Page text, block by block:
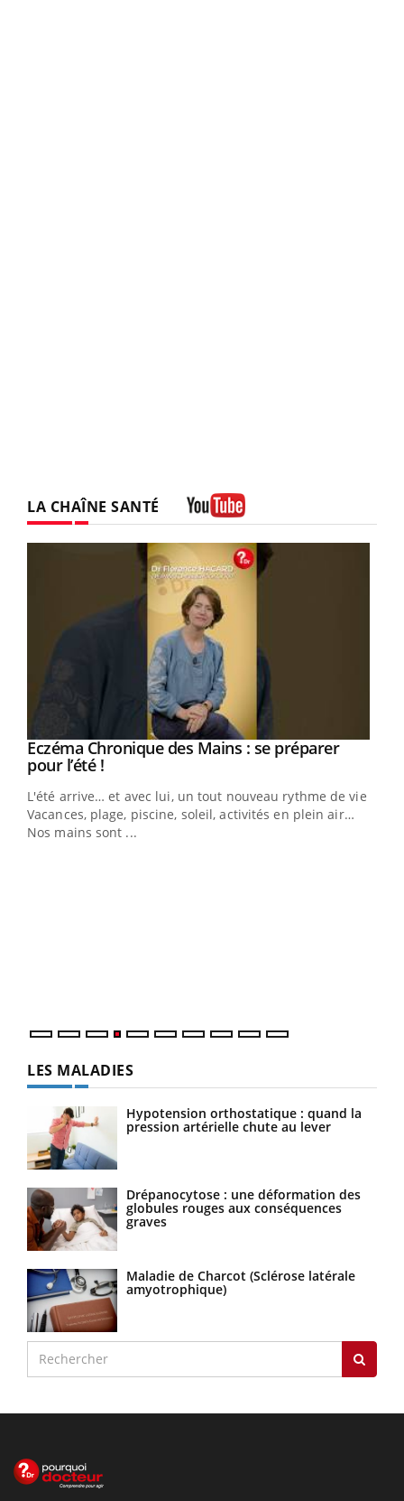
LA CHAÎNE SANTÉ
Youtube
Eczéma Chronique des Mains : se préparer
pour l’été !Youtube
L'été arrive… et avec lui, un tout nouveau rythme de vie !
Vacances, plage, piscine, soleil, activités en plein air…
Nos mains sont ...
LES MALADIES
Hypotension orthostatique : quand la
pression artérielle chute au lever
Drépanocytose : une déformation des
globules rouges aux conséquences
graves
Maladie de Charcot (Sclérose latérale
amyotrophique)